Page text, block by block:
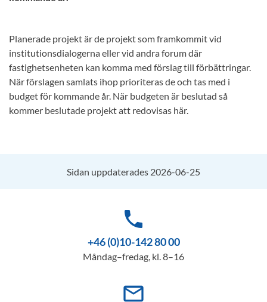
Planerade projekt är de projekt som framkommit vid
institutionsdialogerna eller vid andra forum där
fastighetsenheten kan komma med förslag till förbättringar.
När förslagen samlats ihop prioriteras de och tas med i
budget för kommande år. När budgeten är beslutad så
kommer beslutade projekt att redovisas här.
Sidan uppdaterades 2026-06-25
phone
+46 (0)10-142 80 00
Måndag–fredag, kl. 8–16
mail_outline